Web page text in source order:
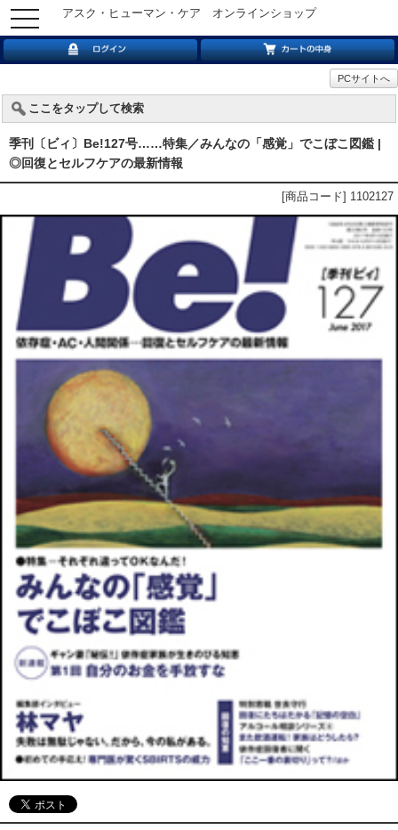
アスク・ヒューマン・ケア オンラインショップ
toggle
navigation
PCサイトへ
ここをタップして検索
季刊〔ビィ〕Be!127号……特集／みんなの「感覚」でこぼこ図鑑 |
◎回復とセルフケアの最新情報
[商品コード] 1102127